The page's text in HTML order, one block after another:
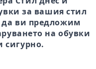
за вашия стил
ви предложим
на обувки
сигурно.